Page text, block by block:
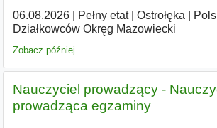
06.08.2026| Pełny etat| Ostrołęka
Działkowców Okręg Mazowiecki
Zobacz później
Nauczyciel prowadzący -
prowadząca egzaminy